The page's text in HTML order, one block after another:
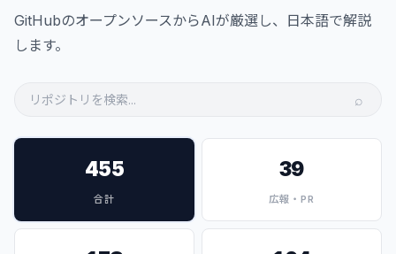
GitHubのオープンソースからAIが厳選し、日本語で解説
します。
⌕
455
合計
39
広報・PR